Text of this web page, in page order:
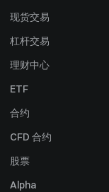
现货交易
杠杆交易
理财中心
ETF
合约
CFD 合约
股票
Alpha